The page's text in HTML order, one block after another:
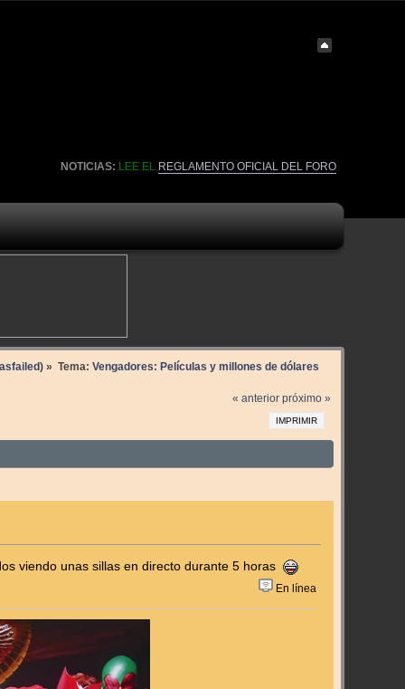
NOTICIAS: LEE EL REGLAMENTO OFICIAL DEL FORO
) » Tema: Vengadores: Películas y millones de dólares
« anterior próximo »
IMPRIMIR
viendo unas sillas en directo durante 5 horas
En línea